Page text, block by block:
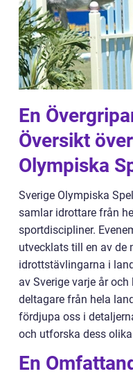
En
Översikt
Olympiska
Sverige Olympiska
samlar idrottare från
sportdiscipliner.
utvecklats till en av de
idrottstävlingarna i
av Sverige varje år
deltagare från hela
fördjupa oss i
och utforska dess
En